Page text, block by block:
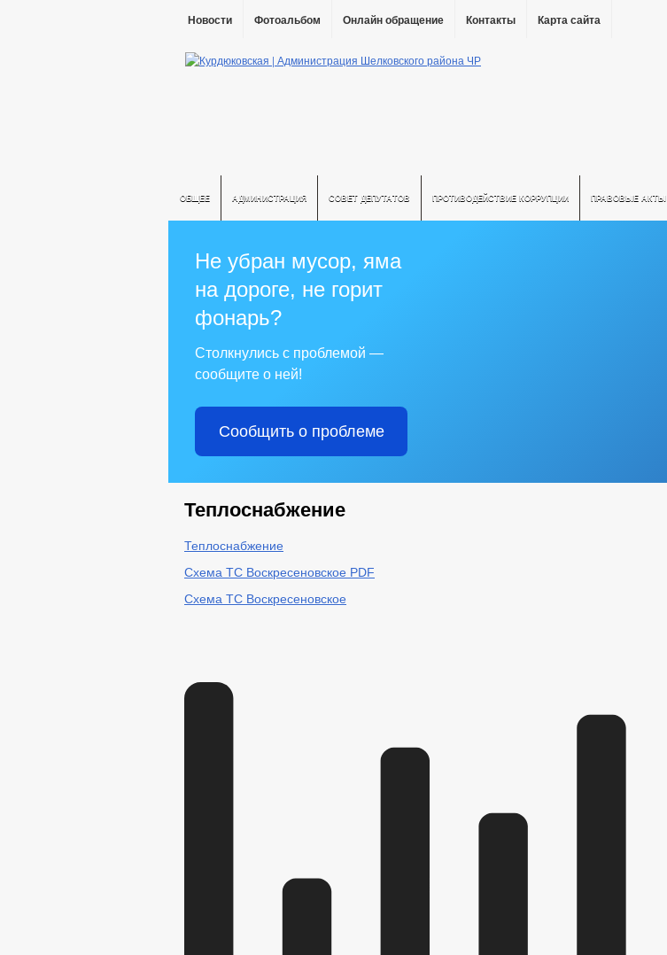
Новости Фотоальбом Онлайн обращение Контакты Карта сайта
ОБЩЕЕ АДМИНИСТРАЦИЯ СОВЕТ ДЕПУТАТОВ ПРОТИВОДЕЙСТВИЕ КОРРУПЦИИ ПРАВОВЫЕ АКТЫ
Не убран мусор, яма
на дороге, не горит
фонарь?
Столкнулись с проблемой —
сообщите о ней!
Сообщить о проблеме
Теплоснабжение
Теплоснабжение
Схема ТС Воскресеновское PDF
Схема ТС Воскресеновское